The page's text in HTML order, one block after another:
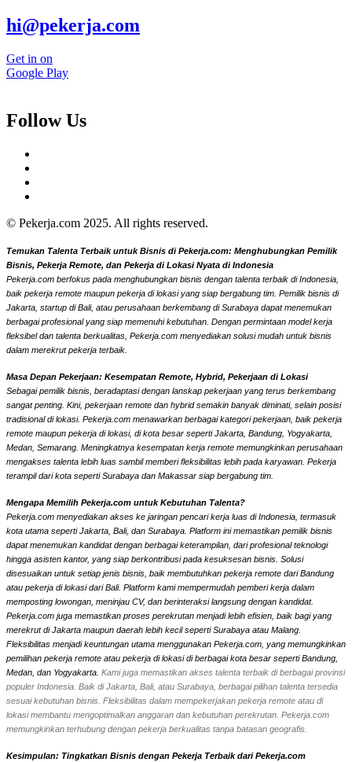
hi@pekerja.com
Get in on
Google Play
Follow Us
© Pekerja.com 2025. All rights reserved.
Temukan Talenta Terbaik untuk Bisnis di Pekerja.com: Menghubungkan Pemilik
Bisnis, Pekerja Remote, dan Pekerja di Lokasi Nyata di Indonesia
Pekerja.com berfokus pada menghubungkan bisnis dengan talenta terbaik di Indonesia,
baik pekerja remote maupun pekerja di lokasi yang siap bergabung tim. Pemilik bisnis di
Jakarta, startup di Bali, atau perusahaan berkembang di Surabaya dapat menemukan
berbagai profesional yang siap memenuhi kebutuhan. Dengan permintaan model kerja
fleksibel dan talenta berkualitas, Pekerja.com menyediakan solusi mudah untuk bisnis
dalam merekrut pekerja terbaik.
Masa Depan Pekerjaan: Kesempatan Remote, Hybrid, Pekerjaan di Lokasi
Sebagai pemilik bisnis, beradaptasi dengan lanskap pekerjaan yang terus berkembang
sangat penting. Kini, pekerjaan remote dan hybrid semakin banyak diminati, selain posisi
tradisional di lokasi. Pekerja.com menawarkan berbagai kategori pekerjaan, baik pekerja
remote maupun pekerja di lokasi, di kota besar seperti Jakarta, Bandung, Yogyakarta,
Medan, Semarang. Meningkatnya kesempatan kerja remote memungkinkan perusahaan
mengakses talenta lebih luas sambil memberi fleksibilitas lebih pada karyawan. Pekerja
terampil dari kota seperti Surabaya dan Makassar siap bergabung tim.
Mengapa Memilih Pekerja.com untuk Kebutuhan Talenta?
Pekerja.com menyediakan akses ke jaringan pencari kerja luas di Indonesia, termasuk
kota utama seperti Jakarta, Bali, dan Surabaya. Platform ini memastikan pemilik bisnis
dapat menemukan kandidat dengan berbagai keterampilan, dari profesional teknologi
hingga asisten kantor, yang siap berkontribusi pada kesuksesan bisnis. Solusi
disesuaikan untuk setiap jenis bisnis, baik membutuhkan pekerja remote dari Bandung
atau pekerja di lokasi dari Bali. Platform kami mempermudah pemberi kerja dalam
memposting lowongan, meninjau CV, dan berinteraksi langsung dengan kandidat.
Pekerja.com juga memastikan proses perekrutan menjadi lebih efisien, baik bagi yang
merekrut di Jakarta maupun daerah lebih kecil seperti Surabaya atau Malang.
Fleksibilitas menjadi keuntungan utama menggunakan Pekerja.com, yang memungkinkan
pemilihan pekerja remote atau pekerja di lokasi di berbagai kota besar seperti Bandung,
Medan, dan Yogyakarta. Kami juga memastikan akses talenta terbaik di berbagai provinsi
populer Indonesia. Baik di Jakarta, Bali, atau Surabaya, berbagai pilihan talenta tersedia
sesuai kebutuhan bisnis. Fleksibilitas dalam mempekerjakan pekerja remote atau di
lokasi membantu mengoptimalkan anggaran dan kebutuhan perekrutan. Pekerja.com
memungkinkan terhubung dengan pekerja berkualitas tanpa batasan geografis.
Kesimpulan: Tingkatkan Bisnis dengan Pekerja Terbaik dari Pekerja.com